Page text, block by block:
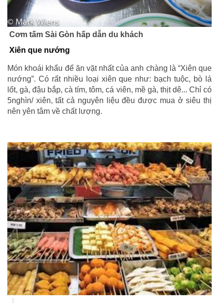
Cơm tấm Sài Gòn hấp dẫn du khách
Xiên que nướng
Món khoái khẩu để ăn vặt nhất của anh chàng là “Xiên que
nướng”. Có rất nhiều loại xiên que như: bạch tuộc, bò lá
lốt, gà, đậu bắp, cà tím, tôm, cá viên, mề gà, thịt dê... Chỉ có
5nghìn/ xiên, tất cả nguyên liệu đều được mua ở siêu thị
nên yên tâm về chất lượng.